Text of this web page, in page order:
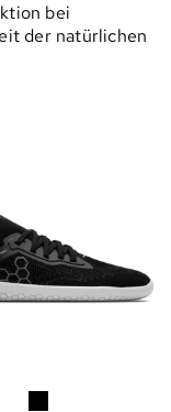
bei
der natürlichen